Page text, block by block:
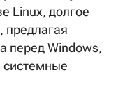
Linux, долгое
предлагая
перед Windows,
системные